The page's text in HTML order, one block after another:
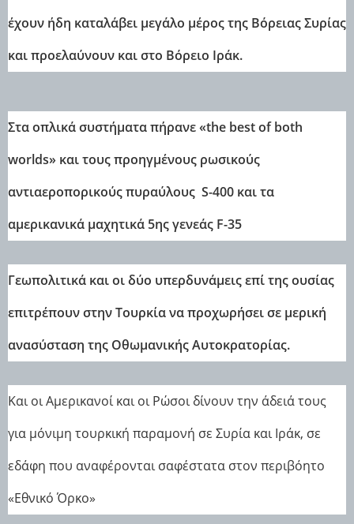
έχουν ήδη καταλάβει μεγάλο μέρος της Βόρειας Συρίας
και προελαύνουν και στο Βόρειο Ιράκ.
Στα οπλικά συστήματα πήρανε «the best of both
worlds» και τους προηγμένους ρωσικούς
αντιαεροπορικούς πυραύλους S-400 και τα
αμερικανικά μαχητικά 5ης γενεάς F-35
Γεωπολιτικά και οι δύο υπερδυνάμεις επί της ουσίας
επιτρέπουν στην Τουρκία να προχωρήσει σε μερική
ανασύσταση της Οθωμανικής Αυτοκρατορίας.
Και οι Αμερικανοί και οι Ρώσοι δίνουν την άδειά τους
για μόνιμη τουρκική παραμονή σε Συρία και Ιράκ, σε
εδάφη που αναφέρονται σαφέστατα στον περιβόητο
«Εθνικό Όρκο»